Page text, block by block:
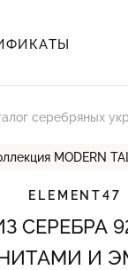
серебряных
MODERN
ELEMENT47
СЕРЕБРА
И